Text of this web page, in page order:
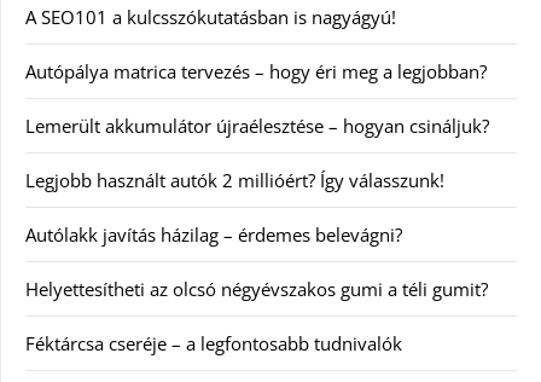
A SEO101 a kulcsszókutatásban is nagyágyú!
Autópálya matrica tervezés – hogy éri meg a legjobban?
Lemerült akkumulátor újraélesztése – hogyan csináljuk?
Legjobb használt autók 2 millióért? Így válasszunk!
Autólakk javítás házilag – érdemes belevágni?
Helyettesítheti az olcsó négyévszakos gumi a téli gumit?
Féktárcsa cseréje – a legfontosabb tudnivalók